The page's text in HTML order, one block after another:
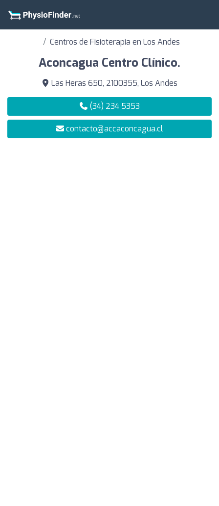
Centros de Fisioterapia en Los Andes
Aconcagua Centro Clínico.
Las Heras 650, 2100355, Los Andes
(34) 234 5353
contacto@accaconcagua.cl